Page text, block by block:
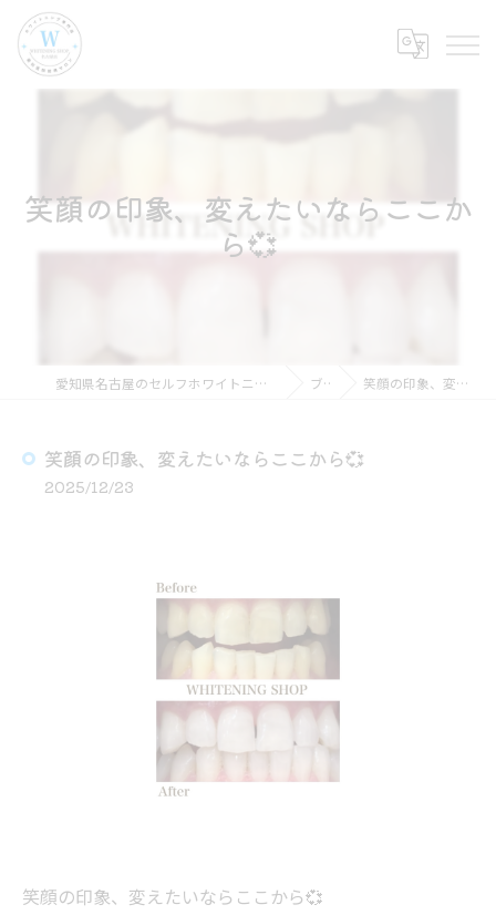
笑顔の印象、変えたいならここか
ら💞
愛知県名古屋のセルフホワイトニングならホワイトニングショップ名古屋店 ブログ 笑顔の印象、変えたいならここから💞
笑顔の印象、変えたいならここから💞
2025/12/23
笑顔の印象、変えたいならここから💞